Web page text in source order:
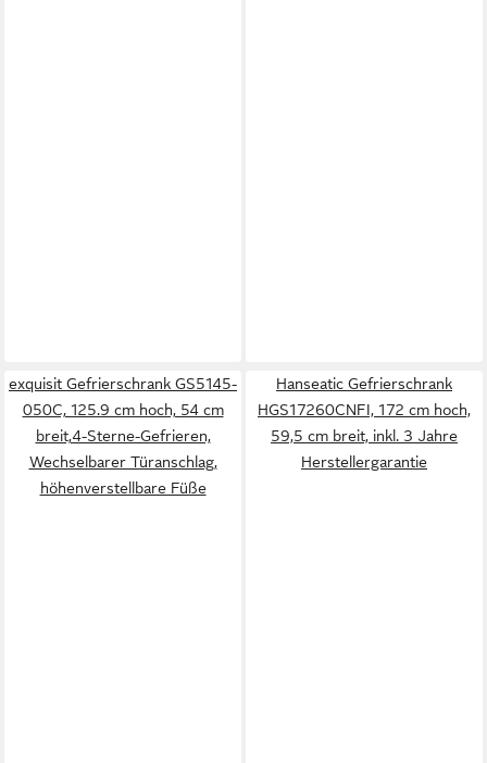
exquisit Gefrierschrank GS5145-
050C, 125.9 cm hoch, 54 cm
breit,4-Sterne-Gefrieren,
Wechselbarer Türanschlag,
höhenverstellbare Füße
Hanseatic Gefrierschrank
HGS17260CNFI, 172 cm hoch,
59,5 cm breit, inkl. 3 Jahre
Herstellergarantie